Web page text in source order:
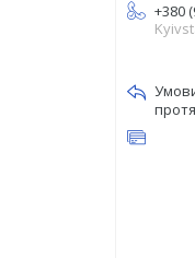
+380